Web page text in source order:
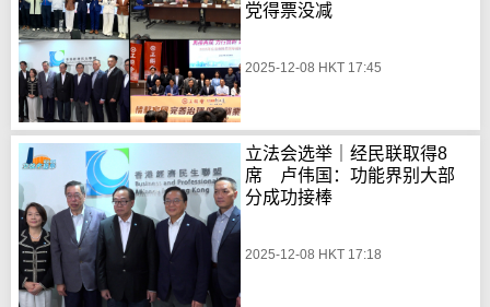
党得票没减
2025-12-08 HKT 17:45
立法会选举｜经民联取得8
席 卢伟国：功能界别大部
分成功接棒
2025-12-08 HKT 17:18